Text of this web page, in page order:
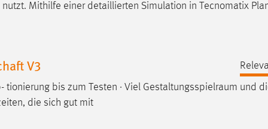
Mithilfe einer detaillierten Simulation in Tecnomatix
V3
tionierung bis zum Testen · Viel Gestaltungsspielraum und
die sich gut mit